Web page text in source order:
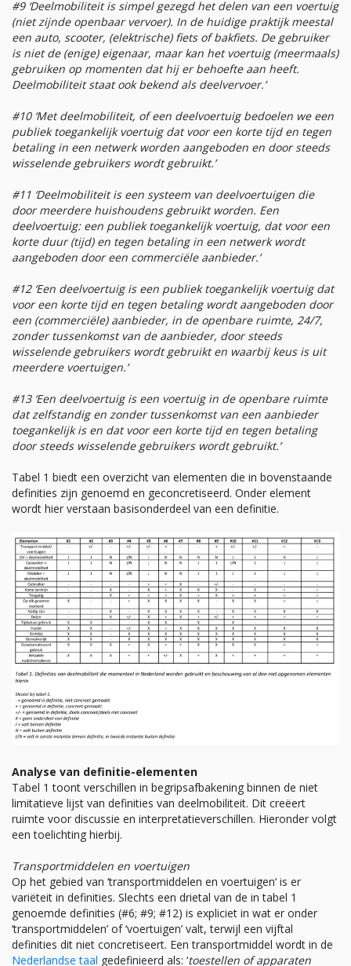
#9 ‘Deelmobiliteit is simpel gezegd het delen van een voertuig
(niet zijnde openbaar vervoer). In de huidige praktijk meestal
een auto, scooter, (elektrische) fiets of bakfiets. De gebruiker
is niet de (enige) eigenaar, maar kan het voertuig (meermaals)
gebruiken op momenten dat hij er behoefte aan heeft.
Deelmobiliteit staat ook bekend als deelvervoer.’
#10 ‘Met deelmobiliteit, of een deelvoertuig bedoelen we een
publiek toegankelijk voertuig dat voor een korte tijd en tegen
betaling in een netwerk worden aangeboden en door steeds
wisselende gebruikers wordt gebruikt.’
#11 ‘Deelmobiliteit is een systeem van deelvoertuigen die
door meerdere huishoudens gebruikt worden. Een
deelvoertuig: een publiek toegankelijk voertuig, dat voor een
korte duur (tijd) en tegen betaling in een netwerk wordt
aangeboden door een commerciële aanbieder.’
#12 ‘Een deelvoertuig is een publiek toegankelijk voertuig dat
voor een korte tijd en tegen betaling wordt aangeboden door
een (commerciële) aanbieder, in de openbare ruimte, 24/7,
zonder tussenkomst van de aanbieder, door steeds
wisselende gebruikers wordt gebruikt en waarbij keus is uit
meerdere voertuigen.’
#13 ‘Een deelvoertuig is een voertuig in de openbare ruimte
dat zelfstandig en zonder tussenkomst van een aanbieder
toegankelijk is en dat voor een korte tijd en tegen betaling
door steeds wisselende gebruikers wordt gebruikt.’
Tabel 1 biedt een overzicht van elementen die in bovenstaande
definities zijn genoemd en geconcretiseerd. Onder element
wordt hier verstaan basisonderdeel van een definitie.
Analyse van definitie-elementen
Tabel 1 toont verschillen in begripsafbakening binnen de niet
limitatieve lijst van definities van deelmobiliteit. Dit creëert
ruimte voor discussie en interpretatieverschillen. Hieronder volgt
een toelichting hierbij.
Transportmiddelen en voertuigen
Op het gebied van ‘transportmiddelen en voertuigen’ is er
variëteit in definities. Slechts een drietal van de in tabel 1
genoemde definities (#6; #9; #12) is expliciet in wat er onder
‘transportmiddelen’ of ‘voertuigen’ valt, terwijl een vijftal
definities dit niet concretiseert. Een transportmiddel wordt in de
Nederlandse taal gedefinieerd als: ‘toestellen of apparaten